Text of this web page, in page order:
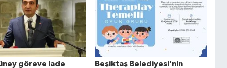
göreve iade
Beşiktaş Belediyesi’nin